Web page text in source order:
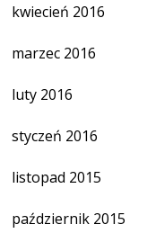
kwiecień 2016
marzec 2016
luty 2016
styczeń 2016
listopad 2015
październik 2015